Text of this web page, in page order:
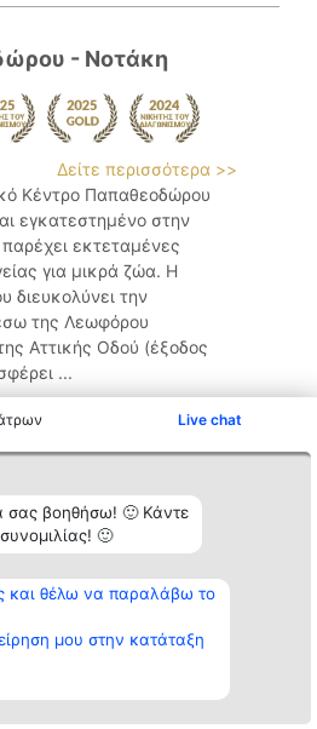
Live chat
σας βοηθήσω! 🙂 Κάντε
🙂
και θέλω να παραλάβω το
μου στην κατάταξη
- Νοτάκη
Δείτε περισσότερα >>
Κέντρο Παπαθεοδώρου
εγκατεστημένο στην
εκτεταμένες
για μικρά ζώα. Η
διευκολύνει την
της Λεωφόρου
Αττικής Οδού (έξοδος
...
Κατάταξη
Διακριθέντες
Λίστα όλων
των
Μεθοδολογία
προϋποθέσεις
ΠΟΛΙΤΙΚΗ
Επικοινωνία
Επικοινωνία